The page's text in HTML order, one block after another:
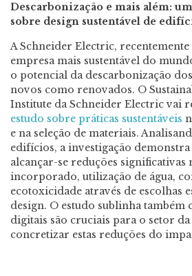
Descarbonização e mais além:
sobre design sustentável de
A Schneider Electric,
empresa mais sustentável do
o potencial da descarbonização
novos como renovados. O
Institute da Schneider Electric vai
estudo sobre práticas sustentáveis
e na seleção de materiais.
edifícios, a investigação
alcançar-se reduções significativas
incorporado, utilização de água,
ecotoxicidade através de escolhas
design. O estudo sublinha também
digitais são cruciais para o setor
concretizar estas reduções do